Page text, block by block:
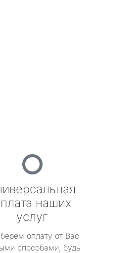
наших
услуг
оплату от Вас
способами, будь